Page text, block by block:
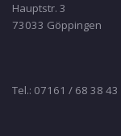
Hauptstr. 3
73033 Göppingen
Tel.: 07161 / 68 38 43